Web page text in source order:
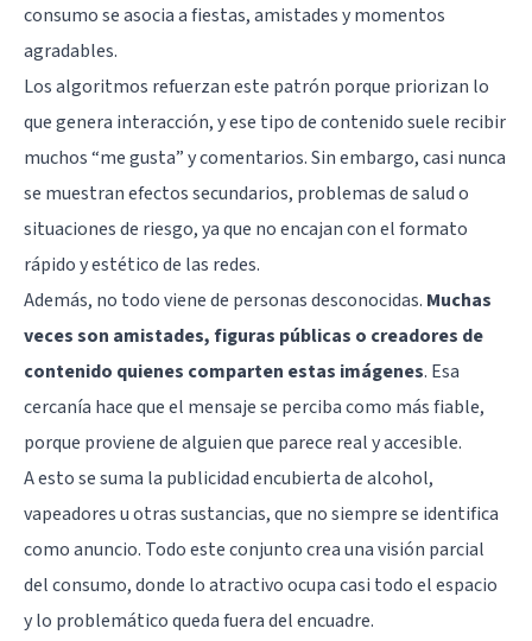
consumo se asocia a fiestas, amistades y momentos
agradables.
Los algoritmos refuerzan este patrón porque priorizan lo
que genera interacción, y ese tipo de contenido suele recibir
muchos “me gusta” y comentarios. Sin embargo, casi nunca
se muestran efectos secundarios, problemas de salud o
situaciones de riesgo, ya que no encajan con el formato
rápido y estético de las redes.
Además, no todo viene de personas desconocidas. Muchas
veces son amistades, figuras públicas o creadores de
contenido quienes comparten estas imágenes. Esa
cercanía hace que el mensaje se perciba como más fiable,
porque proviene de alguien que parece real y accesible.
A esto se suma la publicidad encubierta de alcohol,
vapeadores u otras sustancias, que no siempre se identifica
como anuncio. Todo este conjunto crea una visión parcial
del consumo, donde lo atractivo ocupa casi todo el espacio
y lo problemático queda fuera del encuadre.